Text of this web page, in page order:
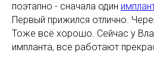
поэтапно - сначала один
Первый прижился отлично.
Тоже всё хорошо. Сейчас у
импланта, все работают